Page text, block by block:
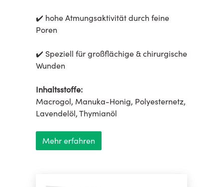
✔️ hohe Atmungsaktivität durch feine
Poren
✔️ Speziell für großflächige & chirurgische
Wunden
Inhaltsstoffe:
Macrogol, Manuka-Honig, Polyesternetz,
Lavendelöl, Thymianöl
Mehr erfahren